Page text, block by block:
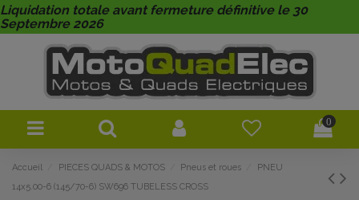
Liquidation totale avant fermeture définitive le 30
Septembre 2026
0
Accueil PIECES QUADS & MOTOS Pneus et roues
PNEU
14x5.00-6 (145/70-6) SW696 TUBELESS CROSS